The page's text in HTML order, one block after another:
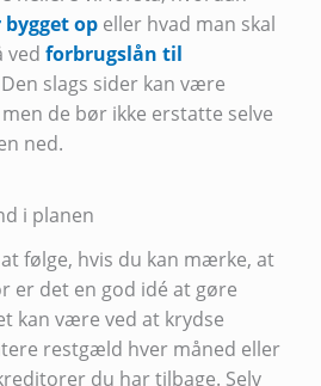
op eller hvad man skal
ved forbrugslån til
slags sider kan være
de bør ikke erstatte selve
ned.
i planen
følge, hvis du kan mærke, at
er det en god idé at gøre
kan være ved at krydse
restgæld hver måned eller
du har tilbage. Selv